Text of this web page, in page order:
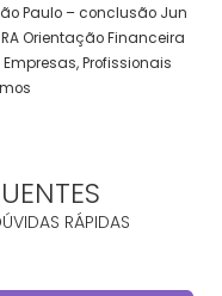
Paulo – conclusão Jun
Orientação Financeira
Profissionais
RÁPIDAS